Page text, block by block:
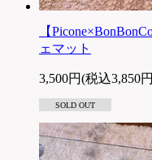
【
ェマット
3,500円(税込3,850
SOLD OUT